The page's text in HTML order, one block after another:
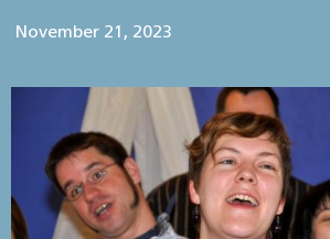
November 21, 2023